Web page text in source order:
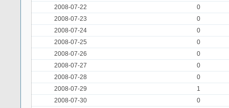
2008-07-22
0
2008-07-23
0
2008-07-24
0
2008-07-25
0
2008-07-26
0
2008-07-27
0
2008-07-28
0
2008-07-29
1
2008-07-30
0